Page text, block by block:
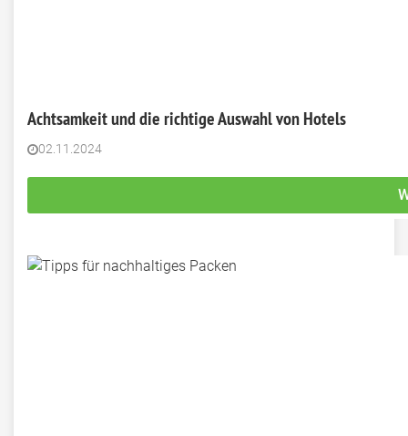
Achtsamkeit und die richtige Auswahl von Hotels
02.11.2024